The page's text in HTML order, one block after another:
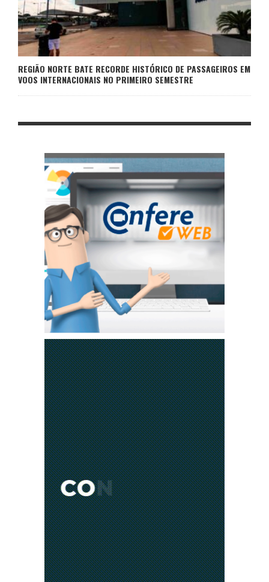
REGIÃO NORTE BATE RECORDE HISTÓRICO DE PASSAGEIROS EM
VOOS INTERNACIONAIS NO PRIMEIRO SEMESTRE